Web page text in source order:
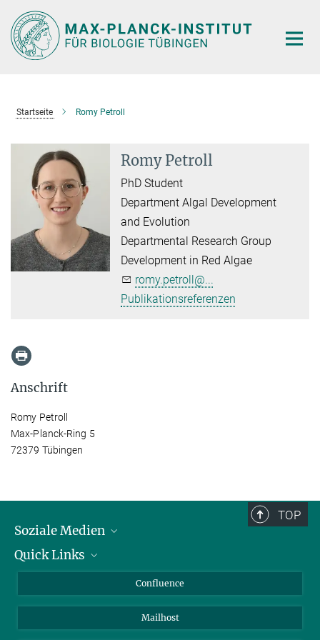
Hauptinhalt
Startseite Romy Petroll
Romy Petroll
PhD Student
Department Algal Development
and Evolution
Departmental Research Group
Development in Red Algae
romy.petroll@...
Publikationsreferenzen
Anschrift
Romy Petroll
Max-Planck-Ring 5
72379 Tübingen
TOP
Soziale Medien
LinkedIn
Quick Links
Für Journalisten und Journalistinnen
Ihr Weg zu uns
Confluence
Mailhost